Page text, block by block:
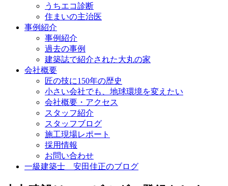
うちエコ診断
住まいの主治医
事例紹介
事例紹介
過去の事例
建築誌で紹介された大丸の家
会社概要
匠の技に150年の歴史
小さい会社でも、地球環境を変えたい
会社概要・アクセス
スタッフ紹介
スタッフブログ
施工現場レポート
採用情報
お問い合わせ
一級建築士 安田佳正のブログ